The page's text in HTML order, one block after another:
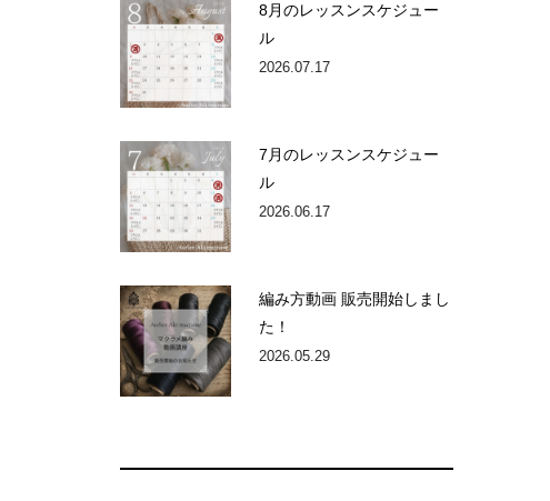
8月のレッスンスケジュー
ル
2026.07.17
7月のレッスンスケジュー
ル
2026.06.17
編み方動画 販売開始しまし
た！
2026.05.29